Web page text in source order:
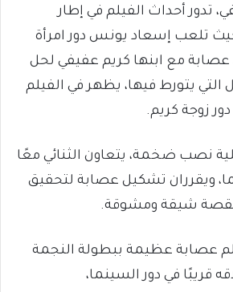
تدور أحداث الفيلم في إطار
تلعب إسعاد يونس دور امرأة
مع ابنها كريم عفيفي لحل
يتورط فيها، يظهر في الفيلم
زوجة كريم.
نصب ضخمة، يتعاون الثنائي معًا
ويقرران تشكيل عصابة لتحقيق
بقصة شيقة ومشوقة.
عصابة عظيمة ببطولة النجمة
قريبًا في دور السينما،